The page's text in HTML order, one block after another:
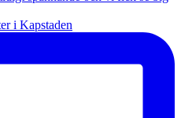
i Kapstaden